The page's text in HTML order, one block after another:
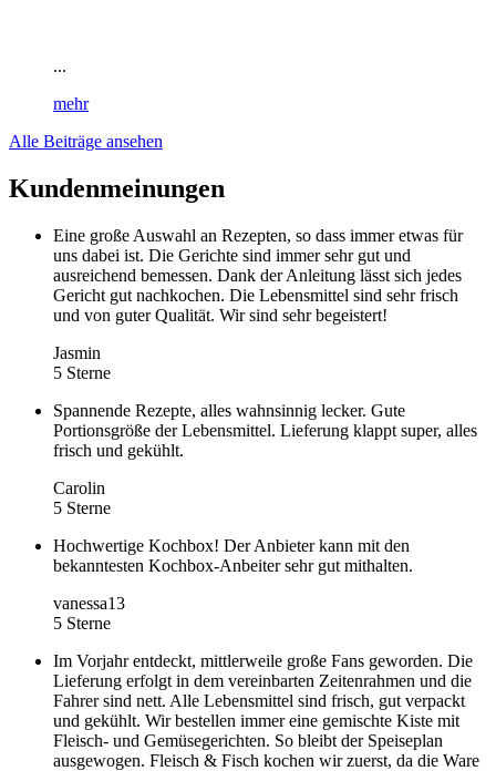
...
mehr
Alle Beiträge ansehen
Kundenmeinungen
Eine große Auswahl an Rezepten, so dass immer etwas für
uns dabei ist. Die Gerichte sind immer sehr gut und
ausreichend bemessen. Dank der Anleitung lässt sich jedes
Gericht gut nachkochen. Die Lebensmittel sind sehr frisch
und von guter Qualität. Wir sind sehr begeistert!
Jasmin
5 Sterne
Spannende Rezepte, alles wahnsinnig lecker. Gute
Portionsgröße der Lebensmittel. Lieferung klappt super, alles
frisch und gekühlt.
Carolin
5 Sterne
Hochwertige Kochbox! Der Anbieter kann mit den
bekanntesten Kochbox-Anbeiter sehr gut mithalten.
vanessa13
5 Sterne
Im Vorjahr entdeckt, mittlerweile große Fans geworden. Die
Lieferung erfolgt in dem vereinbarten Zeitenrahmen und die
Fahrer sind nett. Alle Lebensmittel sind frisch, gut verpackt
und gekühlt. Wir bestellen immer eine gemischte Kiste mit
Fleisch- und Gemüsegerichten. So bleibt der Speiseplan
ausgewogen. Fleisch & Fisch kochen wir zuerst, da die Ware